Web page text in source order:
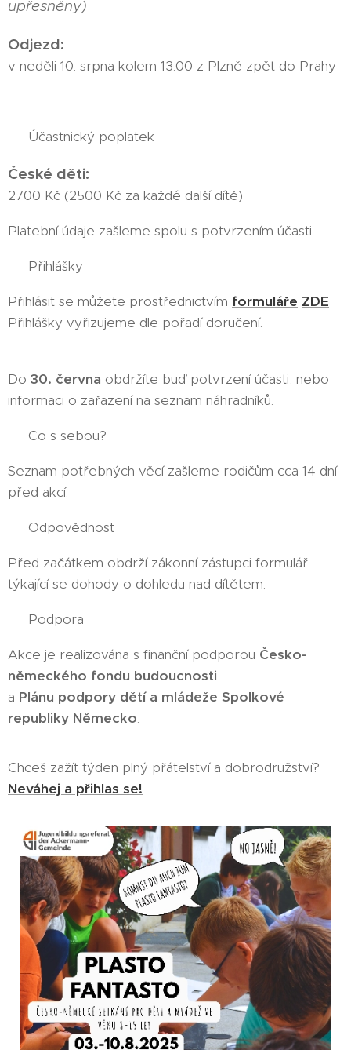
upřesněny)
Odjezd:
v neděli 10. srpna kolem 13:00 z Plzně zpět do Prahy
💶 Účastnický poplatek
České děti:
2700 Kč (2500 Kč za každé další dítě)
Platební údaje zašleme spolu s potvrzením účasti.
📝 Přihlášky
Přihlásit se můžete prostřednictvím formuláře ZDE
Přihlášky vyřizujeme dle pořadí doručení.
Do 30. června obdržíte buď potvrzení účasti, nebo
informaci o zařazení na seznam náhradníků.
🎒 Co s sebou?
Seznam potřebných věcí zašleme rodičům cca 14 dní
před akcí.
👩‍👧‍👦 Odpovědnost
Před začátkem obdrží zákonní zástupci formulář
týkající se dohody o dohledu nad dítětem.
🤝 Podpora
Akce je realizována s finanční podporou Česko-
německého fondu budoucnosti
a Plánu podpory dětí a mládeže Spolkové
republiky Německo.
Chceš zažít týden plný přátelství a dobrodružství?
Neváhej a přihlas se!